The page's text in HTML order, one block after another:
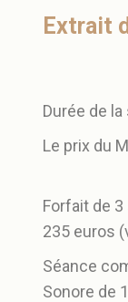
Extrait
Durée de
Le prix du
Forfait de
235 euros
Séance
Sonore de